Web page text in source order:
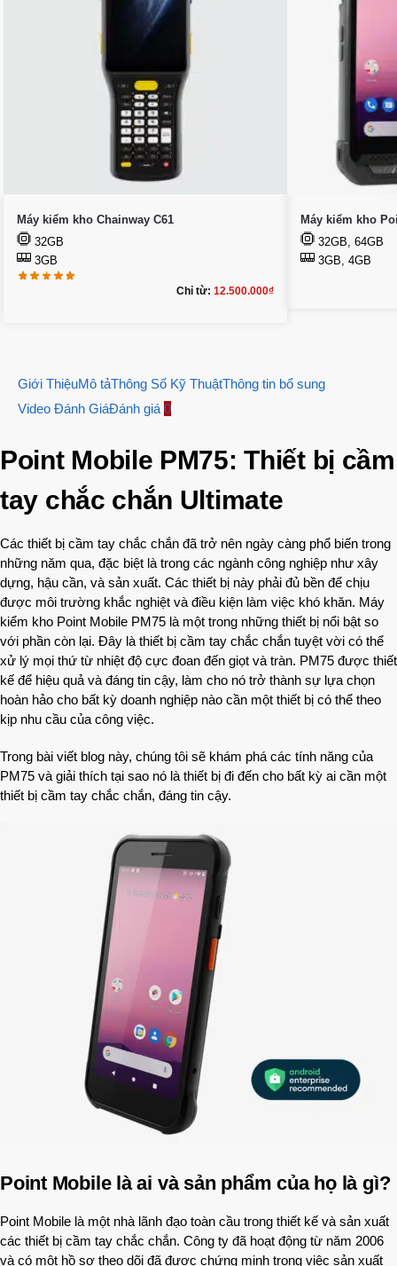
Máy kiểm kho Chainway C61
32GB
3GB
Chỉ từ: 12.500.000₫
Máy kiểm kho
32GB, 64GB
3GB, 4GB
Giới ThiệuMô tảThông Số Kỹ ThuậtThông tin bổ sung
Video Đánh GiáĐánh giá 0
Point Mobile PM75: Thiết bị cầm
tay chắc chắn Ultimate
Các thiết bị cầm tay chắc chắn đã trở nên ngày càng phổ biến trong
những năm qua, đặc biệt là trong các ngành công nghiệp như xây
dựng, hậu cần, và sản xuất. Các thiết bị này phải đủ bền để chịu
được môi trường khắc nghiệt và điều kiện làm việc khó khăn. Máy
kiểm kho Point Mobile PM75 là một trong những thiết bị nổi bật so
với phần còn lại. Đây là thiết bị cầm tay chắc chắn tuyệt vời có thể
xử lý mọi thứ từ nhiệt độ cực đoan đến giọt và tràn. PM75 được thiết
kế để hiệu quả và đáng tin cậy, làm cho nó trở thành sự lựa chọn
hoàn hảo cho bất kỳ doanh nghiệp nào cần một thiết bị có thể theo
kịp nhu cầu của công việc.
Trong bài viết blog này, chúng tôi sẽ khám phá các tính năng của
PM75 và giải thích tại sao nó là thiết bị đi đến cho bất kỳ ai cần một
thiết bị cầm tay chắc chắn, đáng tin cậy.
Point Mobile là ai và sản phẩm của họ là gì?
Point Mobile là một nhà lãnh đạo toàn cầu trong thiết kế và sản xuất
các thiết bị cầm tay chắc chắn. Công ty đã hoạt động từ năm 2006
và có một hồ sơ theo dõi đã được chứng minh trong việc sản xuất